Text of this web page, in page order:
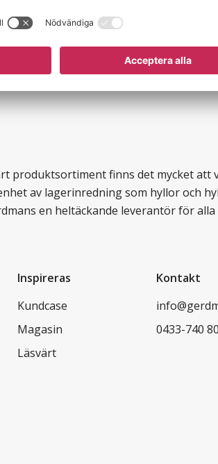
finns det mycket att
av lagerinredning som hyllor och
en heltäckande leverantör för
Inspireras
Kundcase
Magasin
Läsvärt
Kontakt
0433-740 80